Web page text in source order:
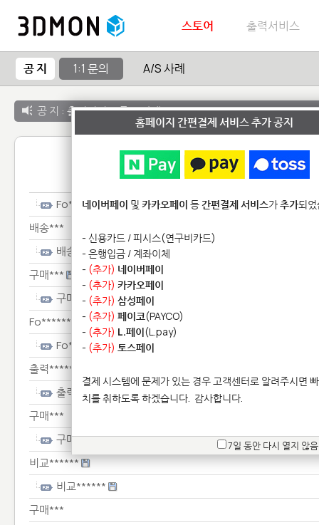
스토어 출력서비스
공 지 1:1 문의 A/S 사례
공 지 : 출력서비스 종료 안내
1:1 문
Fo********************
배송***
배송***
구매***
구매***
Fo********************
Fo********************
출력******
출력******
구매***
구매***
비교******
비교******
구매***
홈페이지 간편결제 서비스 추가 공지
네이버페이 및 카카오페이 등간편결제 서비스가추가되
- 신용카드 / 피시스(연구비카드)
- 은행입금 / 계좌이체
- (추가) 네이버페이
- (추가) 카카오페이
- (추가) 삼성페이
- (추가) 페이코(PAYCO)
- (추가) L.페이(L.pay)
- (추가) 토스페이
결제 시스템에 문제가 있는 경우 고객센터로 알려주시면
치를 취하도록 하겠습니다. 감사합니다.
7일 동안 다시 열지 않음